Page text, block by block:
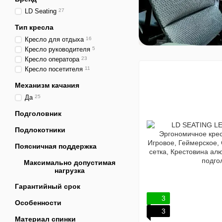
3
3
LD Seating 27
Тип кресла
Кресло для отдыха 16
Кресло руководителя 5
Кресло оператора 23
Кресло посетителя 11
Механизм качания
Да 25
Подголовник
Подлокотники
Поясничная поддержка
Максимально допустимая
нагрузка
Гарантийный срок
Особенности
Материал спинки